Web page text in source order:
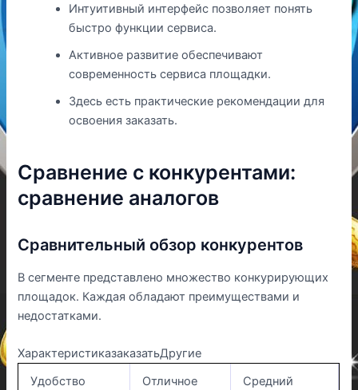
Интуитивный интерфейс позволяет понять
быстро функции сервиса.
Активное развитие обеспечивают
современность сервиса площадки.
Здесь есть практические рекомендации для
освоения заказать.
Сравнение с конкурентами:
сравнение аналогов
Сравнительный обзор конкурентов
В сегменте представлено множество конкурирующих
площадок. Каждая обладают преимуществами и
недостатками.
ХарактеристиказаказатьДругие
Удобство
Отличное Средний